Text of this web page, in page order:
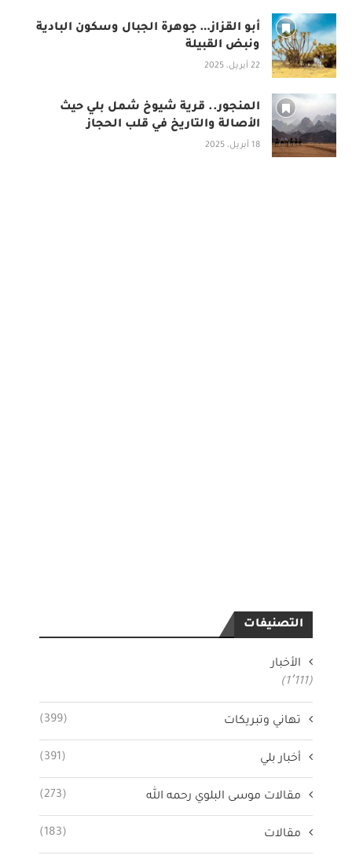
أبو القزاز… جوهرة الجبال وسكون البادية
ونبض القبيلة
22 أبريل، 2025
المنجور.. قرية شيوخ شمل بلي حيث
الأصالة والتاريخ في قلب الحجاز
18 أبريل، 2025
التصنيفات
الأخبار
(1٬111)
تهاني وتبريكات (399)
أخبار بلي (391)
مقالات موسى البلوي رحمه الله (273)
مقالات (183)